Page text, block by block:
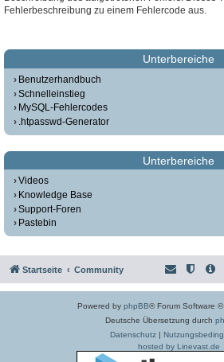
Fehlerbeschreibung zu einem Fehlercode aus.
Unterbereiche
Benutzerhandbuch
Schnelleinstieg
MySQL-Fehlercodes
.htpasswd-Generator
Unterbereiche
Videos
Knowledge Base
Support-Foren
Pastebin
Startseite Community
Powered by phpBB® Forum Software
Deutsche Übersetzung durch
Datenschutz|
hosted by Linevast.de